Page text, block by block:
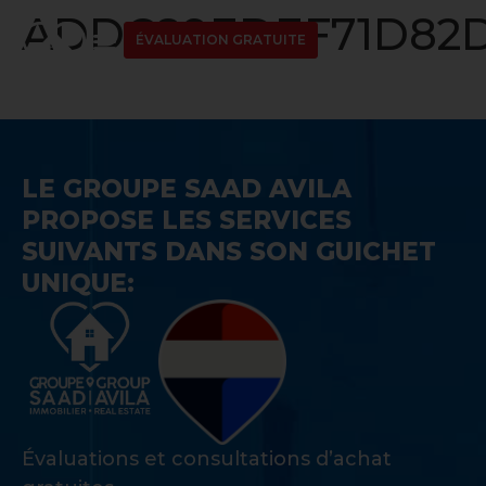
ÉVALUATION GRATUITE
LE GROUPE SAAD AVILA
PROPOSE LES SERVICES
SUIVANTS DANS SON GUICHET
UNIQUE:
Évaluations et consultations d’achat